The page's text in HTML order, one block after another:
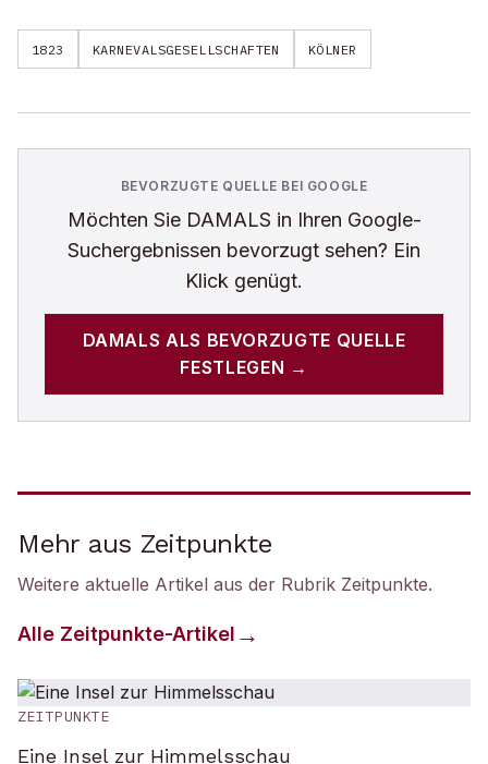
1823 KARNEVALSGESELLSCHAFTEN KÖLNER
BEVORZUGTE QUELLE BEI GOOGLE
Möchten Sie DAMALS in Ihren Google-
Suchergebnissen bevorzugt sehen? Ein
Klick genügt.
DAMALS ALS BEVORZUGTE QUELLE
FESTLEGEN →
Mehr aus Zeitpunkte
Weitere aktuelle Artikel aus der Rubrik Zeitpunkte.
Alle Zeitpunkte-Artikel
ZEITPUNKTE
Eine Insel zur Himmelsschau